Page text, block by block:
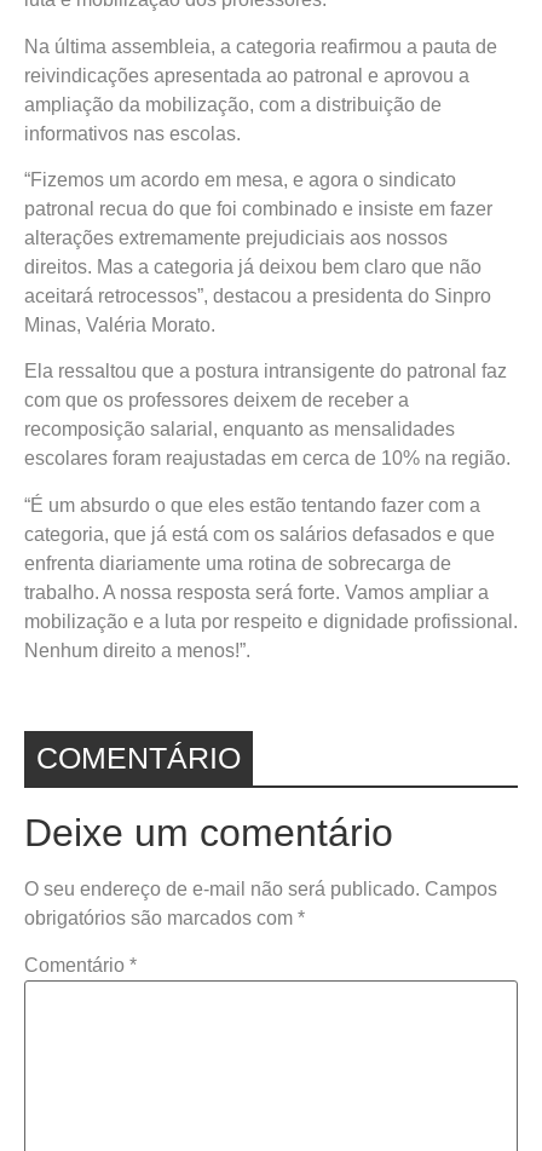
Na última assembleia, a categoria reafirmou a pauta de
reivindicações apresentada ao patronal e aprovou a
ampliação da mobilização, com a distribuição de
informativos nas escolas.
“Fizemos um acordo em mesa, e agora o sindicato
patronal recua do que foi combinado e insiste em fazer
alterações extremamente prejudiciais aos nossos
direitos. Mas a categoria já deixou bem claro que não
aceitará retrocessos”, destacou a presidenta do Sinpro
Minas, Valéria Morato.
Ela ressaltou que a postura intransigente do patronal faz
com que os professores deixem de receber a
recomposição salarial, enquanto as mensalidades
escolares foram reajustadas em cerca de 10% na região.
“É um absurdo o que eles estão tentando fazer com a
categoria, que já está com os salários defasados e que
enfrenta diariamente uma rotina de sobrecarga de
trabalho. A nossa resposta será forte. Vamos ampliar a
mobilização e a luta por respeito e dignidade profissional.
Nenhum direito a menos!”.
COMENTÁRIO
Deixe um comentário
O seu endereço de e-mail não será publicado. Campos
obrigatórios são marcados com *
Comentário *